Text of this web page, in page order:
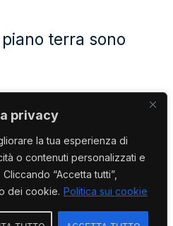
privacy
la tua esperienza di
o contenuti personalizzati e
“Accetta tutti”,
dei cookie. Politica sui cookie
terra sono
e alla